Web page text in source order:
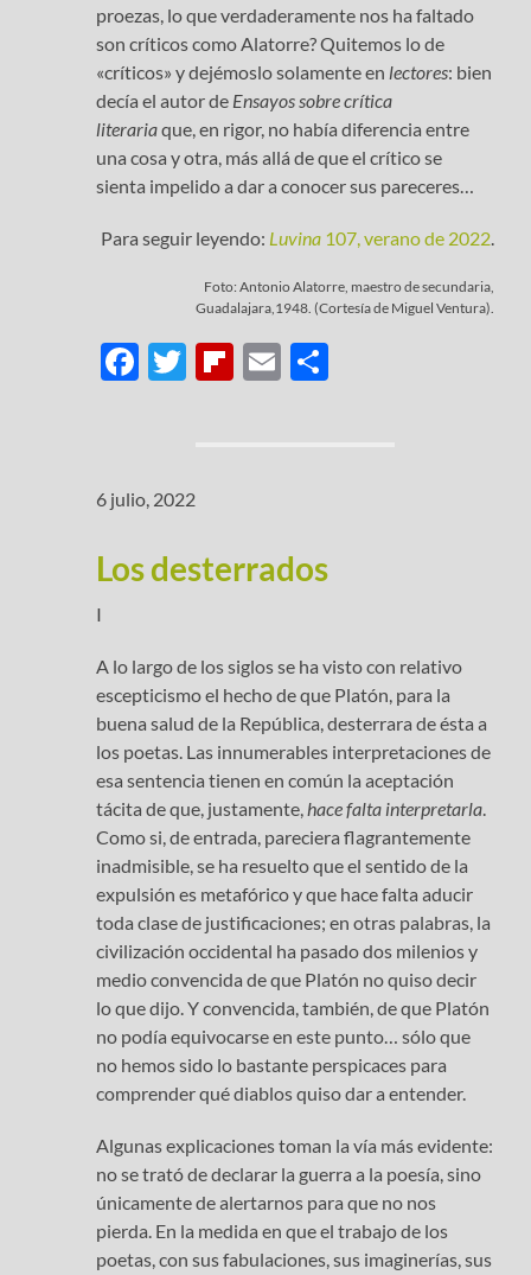
proezas, lo que verdaderamente nos ha faltado
son críticos como Alatorre? Quitemos lo de
«críticos» y dejémoslo solamente en lectores: bien
decía el autor de Ensayos sobre crítica
literariaque, en rigor, no había diferencia entre
una cosa y otra, más allá de que el crítico se
sienta impelido a dar a conocer sus pareceres…
Para seguir leyendo: Luvina107, verano de 2022.
Foto: Antonio Alatorre, maestro de secundaria,
Guadalajara,1948. (Cortesía de Miguel Ventura).
F
o
o
k
T
Fl
d
E
6 julio, 2022
Los desterrados
I
A lo largo de los siglos se ha visto con relativo
escepticismo el hecho de que Platón, para la
buena salud de la República, desterrara de ésta a
los poetas. Las innumerables interpretaciones de
esa sentencia tienen en común la aceptación
tácita de que, justamente,hace falta interpretarla.
Como si, de entrada, pareciera flagrantemente
inadmisible, se ha resuelto que el sentido de la
expulsión es metafórico y que hace falta aducir
toda clase de justificaciones; en otras palabras, la
civilización occidental ha pasado dos milenios y
medio convencida de que Platón no quiso decir
lo que dijo. Y convencida, también, de que Platón
no podía equivocarse en este punto… sólo que
no hemos sido lo bastante perspicaces para
comprender qué diablos quiso dar a entender.
Algunas explicaciones toman la vía más evidente:
no se trató de declarar la guerra a la poesía, sino
únicamente de alertarnos para que no nos
pierda. En la medida en que el trabajo de los
poetas, con sus fabulaciones, sus imaginerías, sus